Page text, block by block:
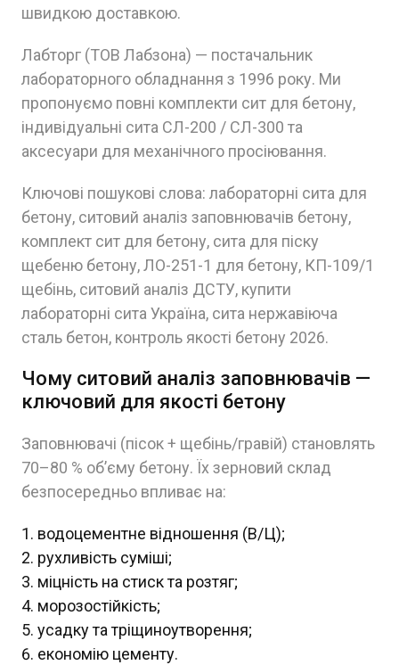
швидкою доставкою.
Лабторг (ТОВ Лабзона) — постачальник
лабораторного обладнання з 1996 року. Ми
пропонуємо повні комплекти сит для бетону,
індивідуальні сита СЛ-200 / СЛ-300 та
аксесуари для механічного просіювання.
Ключові пошукові слова: лабораторні сита для
бетону, ситовий аналіз заповнювачів бетону,
комплект сит для бетону, сита для піску
щебеню бетону, ЛО-251-1 для бетону, КП-109/1
щебінь, ситовий аналіз ДСТУ, купити
лабораторні сита Україна, сита нержавіюча
сталь бетон, контроль якості бетону 2026.
Чому ситовий аналіз заповнювачів —
ключовий для якості бетону
Заповнювачі (пісок + щебінь/гравій) становлять
70–80 % об’єму бетону. Їх зерновий склад
безпосередньо впливає на:
водоцементне відношення (В/Ц);
рухливість суміші;
міцність на стиск та розтяг;
морозостійкість;
усадку та тріщиноутворення;
економію цементу.